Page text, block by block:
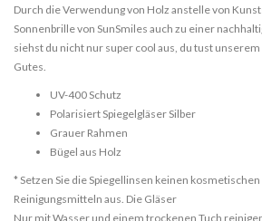
Durch die Verwendung von Holz anstelle von
Sonnenbrille von SunSmiles auch zu einer
siehst du nicht nur super cool aus, du tust
Gutes.
UV-400 Schutz
Polarisiert Spiegelgläser Silber
Grauer Rahmen
Bügel aus Holz
* Setzen Sie die Spiegellinsen keinen kosmetischen
Reinigungsmitteln aus. Die Gläser
Nur mit Wasser und einem trockenen Tuch